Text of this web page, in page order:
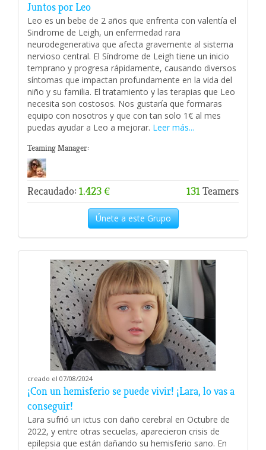
Juntos por Leo
Leo es un bebe de 2 años que enfrenta con valentía el
Sindrome de Leigh, un enfermedad rara
neurodegenerativa que afecta gravemente al sistema
nervioso central. El Síndrome de Leigh tiene un inicio
temprano y progresa rápidamente, causando diversos
síntomas que impactan profundamente en la vida del
niño y su familia. El tratamiento y las terapias que Leo
necesita son costosos. Nos gustaría que formaras
equipo con nosotros y que con tan solo 1€ al mes
puedas ayudar a Leo a mejorar. Leer más...
Teaming Manager:
Recaudado: 1.423 € 131Teamers
Únete a este Grupo
creado el 07/08/2024
¡Con un hemisferio se puede vivir! ¡Lara, lo vas a
conseguir!
Lara sufrió un ictus con daño cerebral en Octubre de
2022, y entre otras secuelas, aparecieron crisis de
epilepsia que están dañando su hemisferio sano. En